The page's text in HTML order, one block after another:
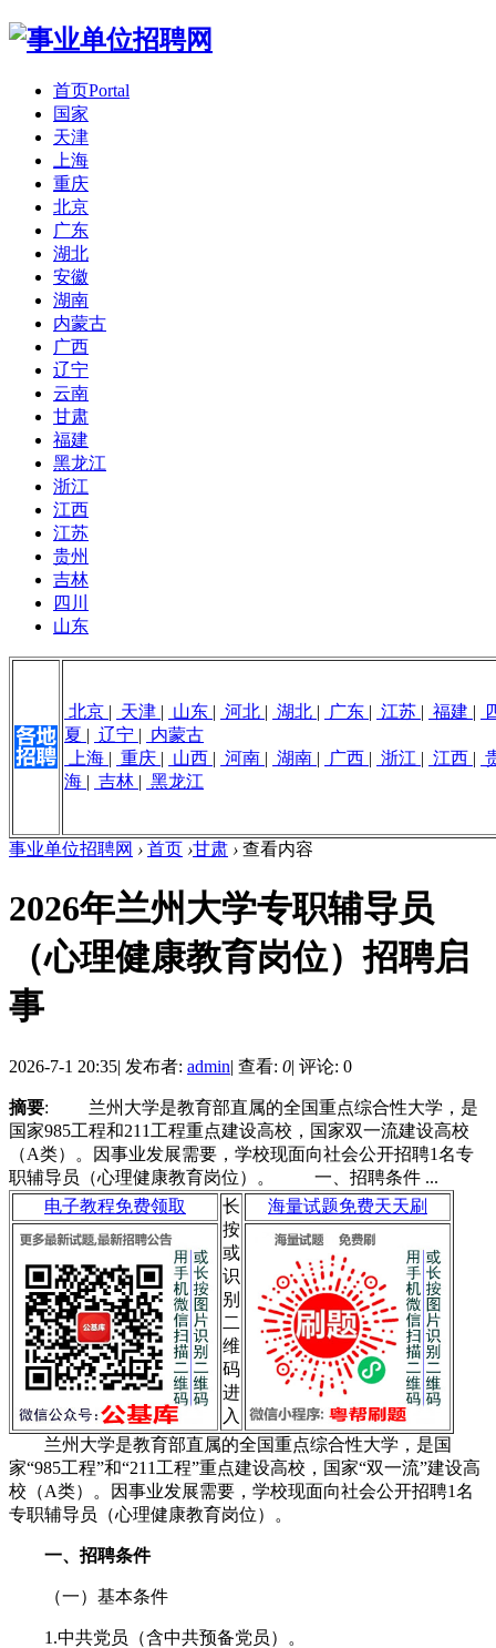
首页Portal
国家
天津
上海
重庆
北京
广东
湖北
安徽
湖南
内蒙古
广西
辽宁
云南
甘肃
福建
黑龙江
浙江
江西
江苏
贵州
吉林
四川
山东
北京 | 天津 | 山东 | 河北 | 湖北 | 广东 | 江苏 | 福建 |
夏 | 辽宁 | 内蒙古
上海 | 重庆 | 山西 | 河南 | 湖南 | 广西 | 浙江 | 江西 |
海 | 吉林 | 黑龙江
事业单位招聘网 › 首页 ›甘肃 › 查看内容
2026年兰州大学专职辅导员
（心理健康教育岗位）招聘启
事
2026-7-1 20:35| 发布者: admin| 查看: 0| 评论: 0
摘要: 兰州大学是教育部直属的全国重点综合性大学，是
国家985工程和211工程重点建设高校，国家双一流建设高校
（A类）。因事业发展需要，学校现面向社会公开招聘1名专
职辅导员（心理健康教育岗位）。 一、招聘条件 ...
电子教程免费领取
长
按
或
识
别
二
维
码
进
入
海量试题免费天天刷
兰州大学是教育部直属的全国重点综合性大学，是国
家“985工程”和“211工程”重点建设高校，国家“双一流”建设高
校（A类）。因事业发展需要，学校现面向社会公开招聘1名
专职辅导员（心理健康教育岗位）。
一、招聘条件
（一）基本条件
1.中共党员（含中共预备党员）。